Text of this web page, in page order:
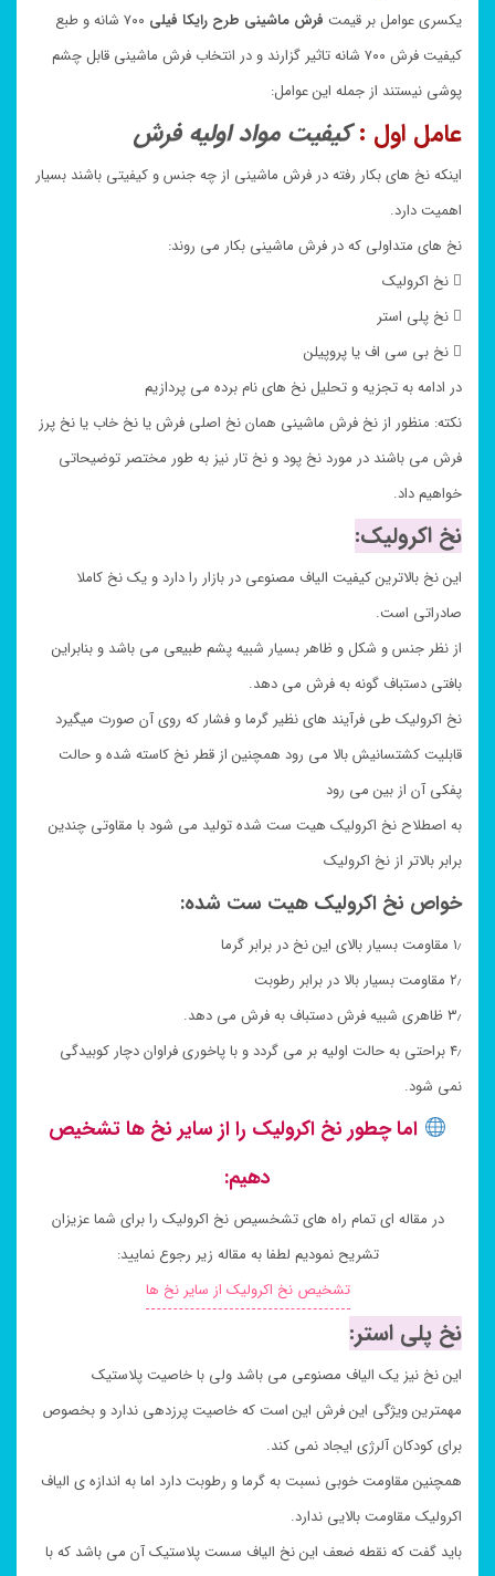
یکسری عوامل بر قیمت فرش ماشینی طرح رایکا فیلی
۷۰۰ شانه و طبع
کیفیت فرش ۷۰۰ شانه تاثیر گزارند و در انتخاب فرش ماشینی قابل چشم
پوشی نیستند از جمله این عوامل:
عامل اول : کیفیت مواد اولیه فرش
اینکه نخ های بکار رفته در فرش ماشینی از چه جنس و کیفیتی باشند بسیار
اهمیت دارد.
نخ های متداولی که در فرش ماشینی بکار می روند:
 نخ اکرولیک
 نخ پلی استر
 نخ بی سی اف یا پروپیلن
در ادامه به تجزیه و تحلیل نخ های نام برده می پردازیم
نکته: منظور از نخ فرش ماشینی همان نخ اصلی فرش یا نخ خاب یا نخ پرز
فرش می باشند در مورد نخ پود و نخ تار نیز به طور مختصر توضیحاتی
خواهیم داد.
نخ اکرولیک:
این نخ بالاترین کیفیت الیاف مصنوعی در بازار را دارد و یک نخ کاملا
صادراتی است.
از نظر جنس و شکل و ظاهر بسیار شبیه پشم طبیعی می باشد و بنابراین
بافتی دستباف گونه به فرش می دهد.
نخ اکرولیک طی فرآیند های نظیر گرما و فشار که روی آن صورت میگیرد
قابلیت کشتسانیش بالا می رود همچنین از قطر نخ کاسته شده و حالت
پفکی آن از بین می رود
به اصطلاح نخ اکرولیک هیت ست شده تولید می شود با مقاوتی چندین
برابر بالاتر از نخ اکرولیک
خواص نخ اکرولیک هیت ست شده:
۱٫ مقاومت بسیار بالای این نخ در برابر گرما
۲٫ مقاومت بسیار بالا در برابر رطوبت
۳٫ ظاهری شبیه فرش دستباف به فرش می دهد.
۴٫ براحتی به حالت اولیه بر می گردد و با پاخوری فراوان دچار کوبیدگی
نمی شود.
اما چطور نخ اکرولیک را از سایر نخ ها تشخیص
دهیم:
در مقاله ای تمام راه های تشخسیص نخ اکرولیک را برای شما عزیزان
تشریح نمودیم لطفا به مقاله زیر رجوع نمایید:
تشخیص نخ اکرولیک از سایر نخ ها
نخ پلی استر:
این نخ نیز یک الیاف مصنوعی می باشد ولی با خاصیت پلاستیک
مهمترین ویژگی این فرش این است که خاصیت پرزدهی ندارد و بخصوص
برای کودکان آلرژی ایجاد نمی کند.
همچنین مقاومت خوبی نسبت به گرما و رطوبت دارد اما به اندازه ی الیاف
اکرولیک مقاومت بالایی ندارد.
باید گفت که نقطه ضعف این نخ الیاف سست پلاستیک آن می باشد که با